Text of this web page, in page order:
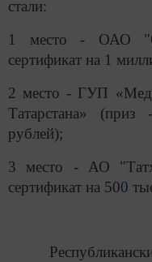
стали:
1 место - ОАО
сертификат на 1
2 место - ГУП
Татарстана»
рублей);
3 место - АО
сертификат на 500